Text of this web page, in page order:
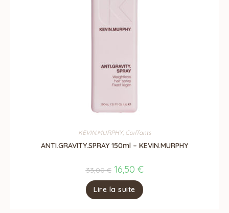
KEVIN.MURPHY, Coiffants
ANTI.GRAVITY.SPRAY 150ml – KEVIN.MURPHY
33,00€ Le
prix
initial
était :
33,00 €.
16,50 €Le
prix
est :
Lire la suite